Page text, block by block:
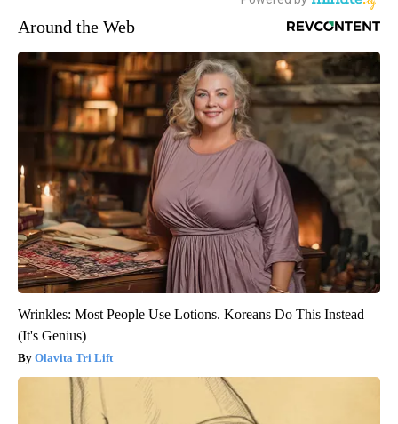
Around the Web
Wrinkles: Most People Use Lotions. Koreans Do This Instead
(It's Genius)
Olavita Tri Lift